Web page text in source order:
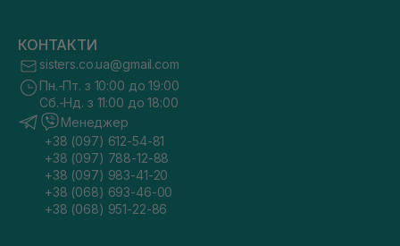
КОНТАКТИ
sisters.co.ua@gmail.com
Пн.-Пт. з 10:00 до 19:00
Сб.-Нд. з 11:00 до 18:00
Менеджер
+38 (097) 612-54-81
+38 (097) 788-12-88
+38 (097) 983-41-20
+38 (068) 693-46-00
+38 (068) 951-22-86